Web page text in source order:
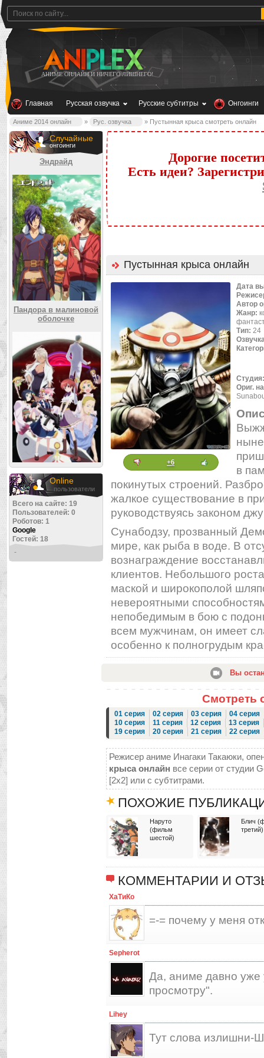
АНИМЕ ОНЛАЙН И НИЧЕГО ЛИШНЕГО!
Главная Русская озвучка Русские субтитры Онгоинги
Аниме 2014 онлайн » Рус. озвучка » Пустынная крыса смотреть онлайн
Случайные
онгоинги
Эндрайд
Пандора в малиновой
оболочке
Online
пользователи
Всего на сайте: 19
Пользователей: 0
Роботов: 1
Google
Гостей: 18
-
Дорогие
Есть идеи?
Пустынная крыса онлайн
+6
Дата
Автор
Жанр:
Тип: 24
Ориг.
в
покинутых строений.
жалкое существование в
руководствуясь законом
Сунабодзу, прозванный
мире, как рыба в воде. В
вознаграждение
клиентов. Небольшого
маской и широкополой
невероятными
непобедимым в бою с
всем мужчинам, он имеет
особенно к полногрудым
Вы
Смотреть
01 серия 02 серия 03 серия
04 серия
10 серия
11 серия 12 серия
13 серия
19 серия
20 серия 21 серия 22 серия
Режисер аниме Инагаки Такаюки,
крыса онлайн все серии от студии
[2x2] или с субтитрами.
ПОХОЖИЕ
Наруто
(фильм
шестой)
Блич
третий)
КОММЕНТАРИИ И
ХаТиКо
=-= почему у меня
Sepherot
Да, аниме давно уже
просмотру".
Lihey
Тут слова излишни-